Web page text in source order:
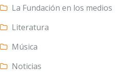
La Fundación en los medios
Literatura
Música
Noticias